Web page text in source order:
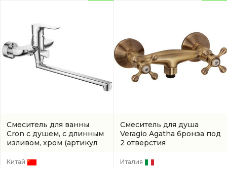
Смеситель для ванны
Cron с душем, с длинным
изливом, хром (артикул
Китай
Смеситель для душа
Veragio Agatha бронза под
2 отверстия
Италия